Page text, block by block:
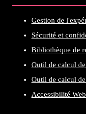
Gestion de
Sécurité et
Bibliothèque de
Outil de calcul
Outil de calcul
Accessibilité Web